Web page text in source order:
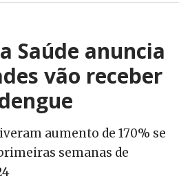
Saúde anuncia
vão receber
aumento de 170% se
semanas de